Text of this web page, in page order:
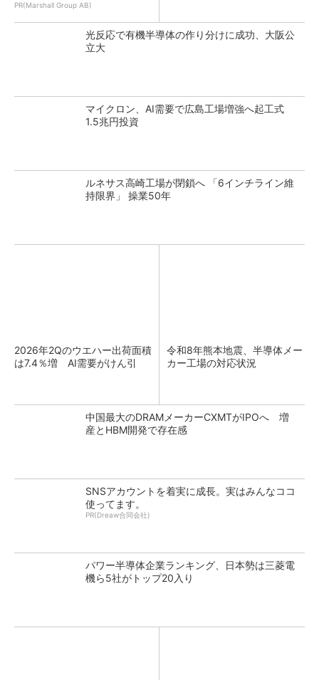
PR(Marshall Group AB)
光反応で有機半導体の作り分けに成功、大阪公
立大
マイクロン、AI需要で広島工場増強へ起工式
1.5兆円投資
ルネサス高崎工場が閉鎖へ 「6インチライン維
持限界」 操業50年
2026年2Qのウエハー出荷面積
は7.4％増 AI需要がけん引
令和8年熊本地震、半導体メー
カー工場の対応状況
中国最大のDRAMメーカーCXMTがIPOへ 増
産とHBM開発で存在感
SNSアカウントを着実に成長。実はみんなココ
使ってます。
PR(Dreaw合同会社)
パワー半導体企業ランキング、日本勢は三菱電
機ら5社がトップ20入り